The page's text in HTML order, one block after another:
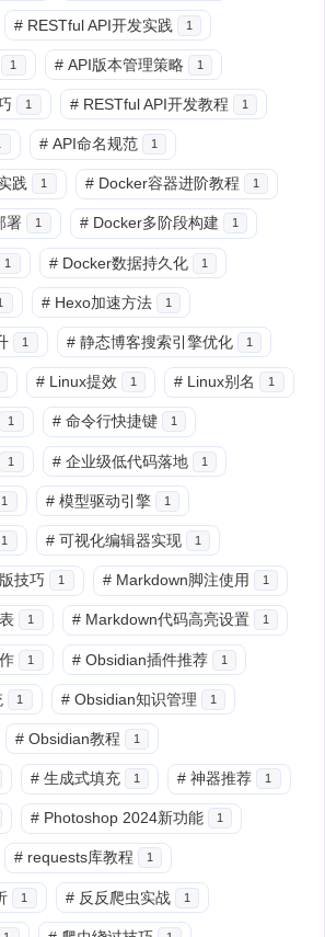
# RESTful API开发实践 1
1 # API版本管理策略 1
1 # RESTful API开发教程 1
# API命名规范 1
践 1 # Docker容器进阶教程 1
署 1 # Docker多阶段构建 1
1 # Docker数据持久化 1
# Hexo加速方法 1
1 # 静态博客搜索引擎优化 1
# Linux提效 1 # Linux别名 1
1 # 命令行快捷键 1
1 # 企业级低代码落地 1
1 # 模型驱动引擎 1
1 # 可视化编辑器实现 1
技巧 1 # Markdown脚注使用 1
1 # Markdown代码高亮设置 1
1 # Obsidian插件推荐 1
1 # Obsidian知识管理 1
# Obsidian教程 1
# 生成式填充 1 # 神器推荐 1
# Photoshop 2024新功能 1
# requests库教程 1
1 # 反反爬虫实战 1